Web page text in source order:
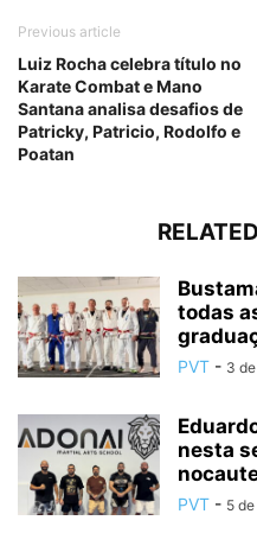
Previous article
Luiz Rocha celebra título no
Karate Combat e Mano
Santana analisa desafios de
Patricky, Patricio, Rodolfo e
Poatan
todas
PVT - 3
nesta
PVT - 5